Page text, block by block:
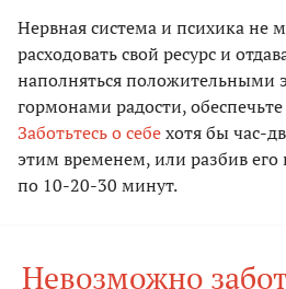
Нервная система и психика не
расходовать свой ресурс и
наполняться положительными
гормонами радости,
Заботьтесь о себехотя бы час-
этим временем, или разбив
по 10-20-30 минут.
Невозможно